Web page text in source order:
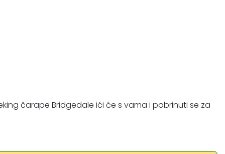
čarape Bridgedale ići će s vama i pobrinuti se za